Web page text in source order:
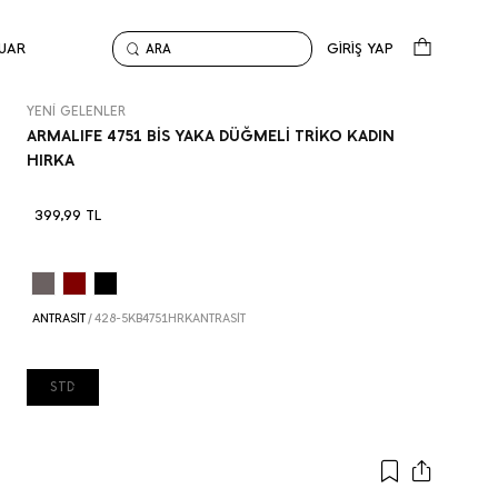
ARA GİRİŞ YAP
YENİ GELENLER
ARMALIFE 4751 BİS YAKA DÜĞMELİ TRİKO KADIN
HIRKA
399,99 TL
STD
ANTRASİT/428-5KB4751HRKANTRASİT